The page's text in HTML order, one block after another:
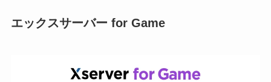
エックスサーバー for Game